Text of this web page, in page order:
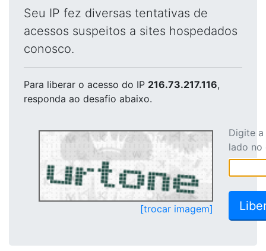
Seu IP fez diversas tentativas de
acessos suspeitos a sites hospedados
conosco.
Para liberar o acesso do IP 216.73.217.116,
responda ao desafio abaixo.
[trocar imagem]
Digite
lado no